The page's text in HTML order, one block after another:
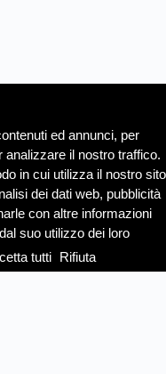
ed annunci, per
analizzare il nostro traffico.
in cui utilizza il nostro sito
dei dati web, pubblicità
con altre informazioni
suo utilizzo dei loro
tutti Rifiuta